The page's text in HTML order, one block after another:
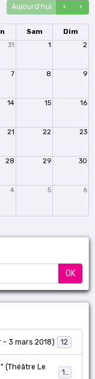
Aujourd'hui
Sam
Dim
31 1 2
7 8 9
14 15 16
21 22 23
28 29 30
4 5 6
OK
- 3 mars 2018) 12
(Théâtre Le